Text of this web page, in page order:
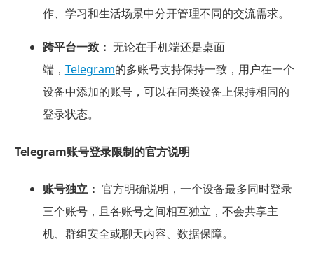
作、学习和生活场景中分开管理不同的交流需求。
跨平台一致： 无论在手机端还是桌面
端， Telegram的多账号支持保持一致，用户在一个
设备中添加的账号，可以在同类设备上保持相同的
登录状态。
Telegram账号登录限制的官方说明
账号独立： 官方明确说明，一个设备最多同时登录
三个账号，且各账号之间相互独立，不会共享主
机、群组安全或聊天内容、数据保障。